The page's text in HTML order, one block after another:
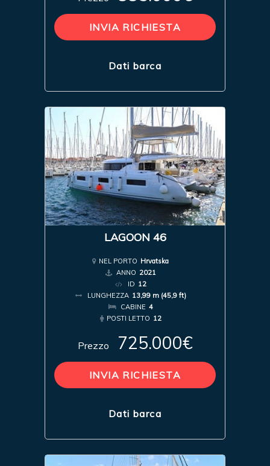
INVIA RICHIESTA
Dati barca
LAGOON 46
NEL PORTO Hrvatska
ANNO 2021
ID 12
LUNGHEZZA 13,99 m (45,9 ft)
CABINE 4
POSTI LETTO 12
Prezzo 725.000€
INVIA RICHIESTA
Dati barca